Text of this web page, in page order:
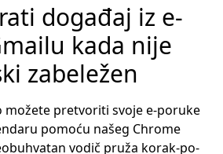
događaj iz e-
kada nije
zabeležen
možete pretvoriti svoje e-poruke
pomoću našeg Chrome
vodič pruža korak-po-